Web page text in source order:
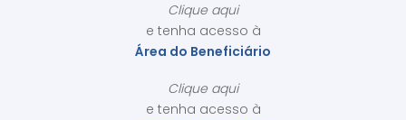
Clique aqui
e tenha acesso à
Área do Beneficiário
Clique aqui
e tenha acesso à